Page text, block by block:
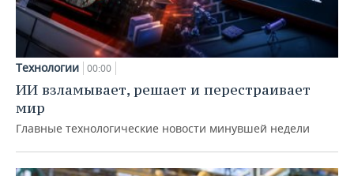
Технологии 00:00
ИИ взламывает, решает и перестраивает
мир
Главные технологические новости минувшей недели